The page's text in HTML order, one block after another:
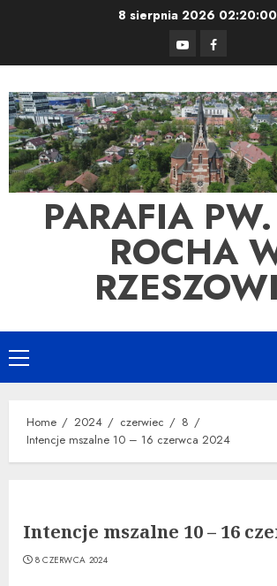
8 sierpnia 2026 02:20:00
YouTubeFacebook
PARAFIA
ROCHA
Primary
Menu
Home 2024 czerwiec
8
Intencje mszalne 10 – 16 czerwca 2024
Intencje mszalne 10 – 16
8 CZERWCA 2024